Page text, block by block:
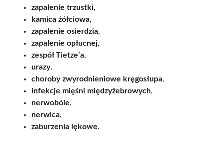
zapalenie trzustki,
kamica żółciowa,
zapalenie osierdzia,
zapalenie opłucnej,
zespół Tietze’a,
urazy,
choroby zwyrodnieniowe kręgosłupa,
infekcje mięśni międzyżebrowych,
nerwobóle,
nerwica,
zaburzenia lękowe.